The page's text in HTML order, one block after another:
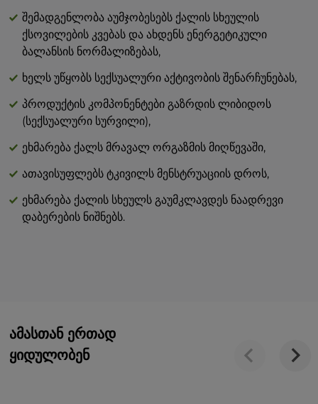
მარილი 0 გ
შემადგენლობა აუმჯობესებს ქალის სხეულის
ქსოვილების კვებას და ახდენს ენერგეტიკული
ბალანსის ნორმალიზებას,
ხელს უწყობს სექსუალური აქტივობის შენარჩუნებას,
პროდუქტის კომპონენტები გაზრდის ლიბიდოს
(სექსუალური სურვილი),
ეხმარება ქალს მრავალ ორგაზმის მიღწევაში,
ათავისუფლებს ტკივილს მენსტრუაციის დროს,
ეხმარება ქალის სხეულს გაუმკლავდეს ნაადრევი
დაბერების ნიშნებს.
ამასთან ერთად
ყიდულობენ